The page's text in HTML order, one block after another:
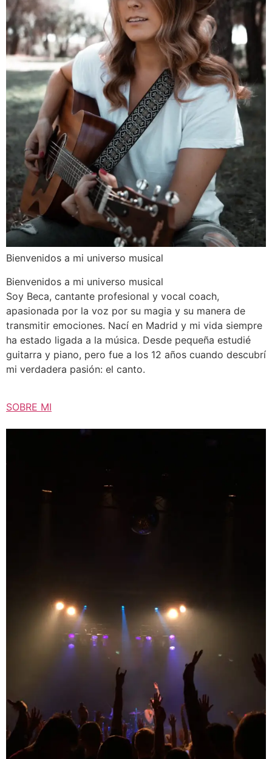
Bienvenidos a mi universo musical
Bienvenidos a mi universo musical
Soy Beca, cantante profesional y vocal coach,
apasionada por la voz por su magia y su manera de
transmitir emociones. Nací en Madrid y mi vida siempre
ha estado ligada a la música. Desde pequeña estudié
guitarra y piano, pero fue a los 12 años cuando descubrí
mi verdadera pasión: el canto.
SOBRE MI